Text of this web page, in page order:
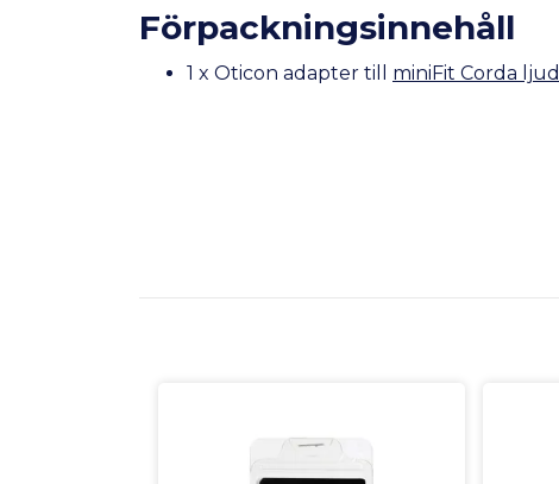
Förpackningsinnehåll
1 x Oticon adapter till miniFit Corda